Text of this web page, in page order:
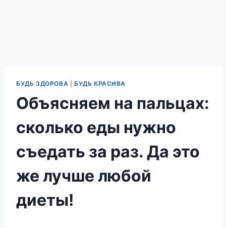
БУДЬ ЗДОРОВА БУДЬ КРАСИВА
Объясняем на пальцах:
сколько еды нужно
съедать за раз. Да это
же лучше любой
диеты!